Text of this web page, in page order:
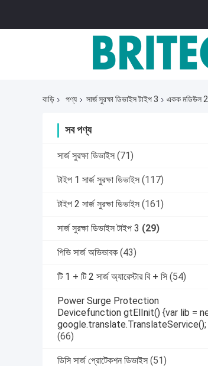
বাড়ি পণ্য সার্জ সুরক্ষা ডিভাইস টাইপ 3 একক মডিউল 2
সব পণ্য
সার্জ সুরক্ষা ডিভাইস (71)
টাইপ 1 সার্জ সুরক্ষা ডিভাইস (117)
টাইপ 2 সার্জ সুরক্ষা ডিভাইস (161)
সার্জ সুরক্ষা ডিভাইস টাইপ 3 (29)
পিভি সার্জ অভিভাবক (43)
টি 1 + টি 2 সার্জ অ্যারেস্টার বি + সি (54)
Power Surge Protection
Devicefunction gtElInit() {var lib =
google.translate.TranslateService();
(66)
ডিসি সার্জ প্রোটেকশন ডিভাইস (51)